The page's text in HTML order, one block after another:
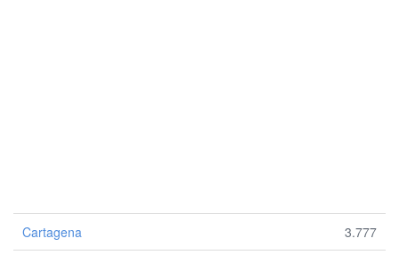
Cartagena 3.777